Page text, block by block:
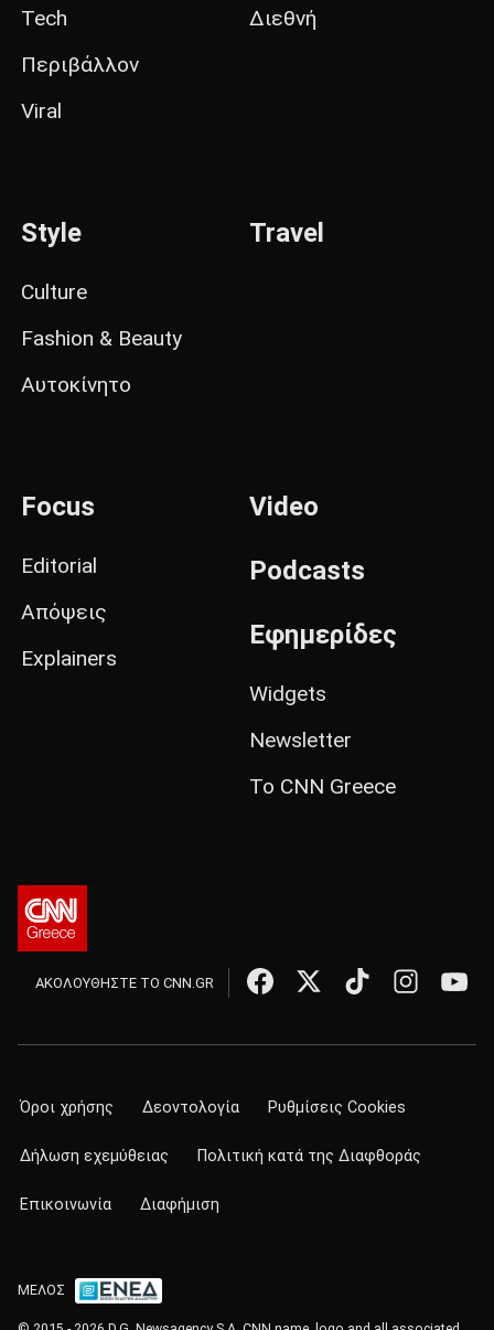
Tech
Περιβάλλον
Viral
Διεθνή
Style
Culture
Fashion & Beauty
Αυτοκίνητο
Travel
Focus
Editorial
Απόψεις
Explainers
Video
Podcasts
Εφημερίδες
Widgets
Newsletter
Το CNN Greece
ΑΚΟΛΟΥΘΗΣΤΕ ΤΟ CNN.GR
Όροι χρήσης Δεοντολογία Ρυθμίσεις Cookies
Δήλωση εχεμύθειας Πολιτική κατά της Διαφθοράς
Επικοινωνία Διαφήμιση
ΜΕΛΟΣ